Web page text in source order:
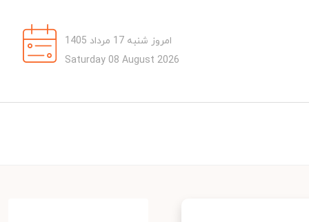
امروز شنبه 17 مرداد 1405
Saturday 08 August 2026